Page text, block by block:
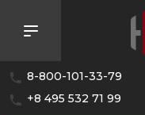
8-800-101-33-79
+8 495 532 71 99